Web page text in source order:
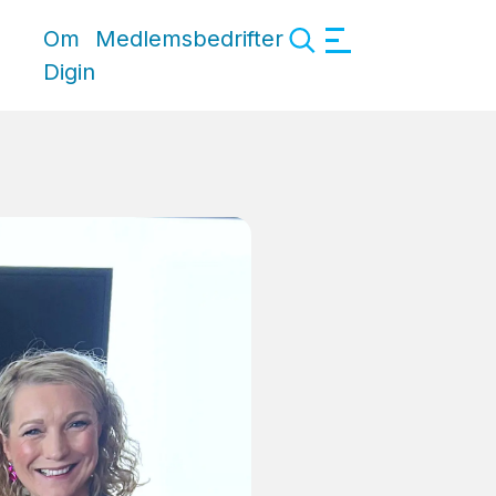
Om
Digin
Medlemsbedrifter